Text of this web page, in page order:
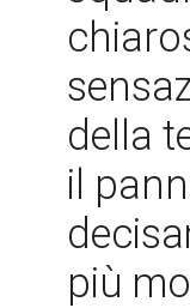
della
il
più